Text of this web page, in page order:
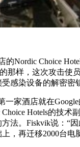
的Nordic Choice
那样，这次攻击
感染设备的解密密
一家酒店就在
Hotels的技
法。Fiskvik说：“
，再迁移2000台电